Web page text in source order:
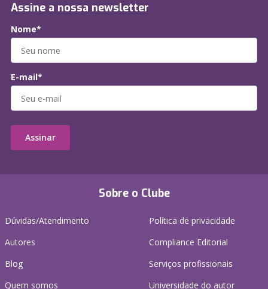
Sobre o Clube
Dúvidas/Atendimento
Autores
Blog
Quem somos
Política de privacidade
Compliance Editorial
Serviços profissionais
Universidade do autor
Assine a nossa newsletter
Nome*
E-mail*
Assinar